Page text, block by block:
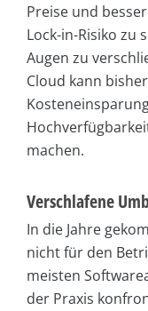
Preise und
Lock-in-Risiko zu
Augen zu
Cloud kann
machen.
Verschlafene
In die Jahre
nicht für den
meisten
der Praxis